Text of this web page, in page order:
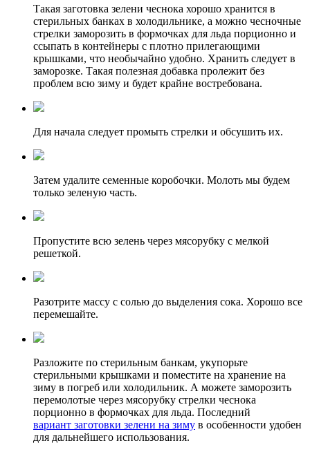
Такая заготовка зелени чеснока хорошо хранится в
стерильных банках в холодильнике, а можно чесночные
стрелки заморозить в формочках для льда порционно и
ссыпать в контейнеры с плотно прилегающими
крышками, что необычайно удобно. Хранить следует в
заморозке. Такая полезная добавка пролежит без
проблем всю зиму и будет крайне востребована.
Для начала следует промыть стрелки и обсушить их.
Затем удалите семенные коробочки. Молоть мы будем
только зеленую часть.
Пропустите всю зелень через мясорубку с мелкой
решеткой.
Разотрите массу с солью до выделения сока. Хорошо все
перемешайте.
Разложите по стерильным банкам, укупорьте
стерильными крышками и поместите на хранение на
зиму в погреб или холодильник. А можете заморозить
перемолотые через мясорубку стрелки чеснока
порционно в формочках для льда. Последний
вариант заготовки зелени на зиму в особенности удобен
для дальнейшего использования.